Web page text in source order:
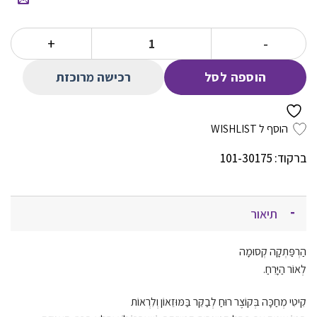
היה: הוא:
39.00 ₪. כמות של קיטי 2 ואוצר הטיגריס
הוספה לסל רכישה מרוכזת
הוסף ל WISHLIST
ברקוד: 101-30175
תיאור
הַרְפַּתְקָה קְסוּמָה
לְאוֹר הַיָּרֵחַ.
קִיטִי מְחַכָּה בְּקוֹצֶר רוּחַ לְבַקֵּר בַּמּוּזֵאוֹן וְלִרְאוֹת